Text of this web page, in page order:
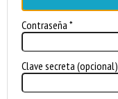
Contraseña *
Clave secreta (opcional)